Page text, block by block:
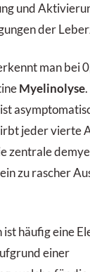
und
der
man bei
Myelinolyse
jeder vierte
zentrale
zu rascher
häufig eine
einer